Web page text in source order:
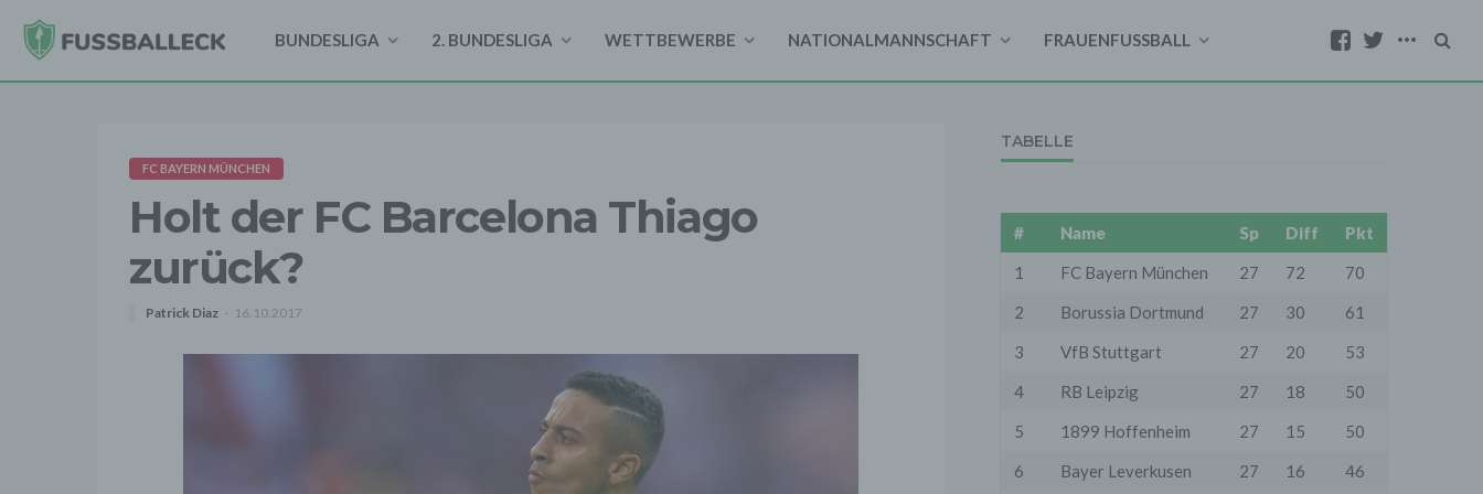
BUNDESLIGA 2. BUNDESLIGA WETTBEWERBE NATIONALMANNSCHAFT FRAUENFUSSBALL
FC BAYERN MÜNCHEN
Holt der FC Barcelona Thiago
zurück?
Patrick Diaz 16.10.2017
TABELLE
# Name Sp Diff
Pkt
1
FC Bayern München 27 72
70
2
Borussia Dortmund 27 30
61
3
VfB Stuttgart 27 20
53
4
RB Leipzig 27 18
50
5
1899 Hoffenheim 27 15
50
6
Bayer Leverkusen 27 16
46